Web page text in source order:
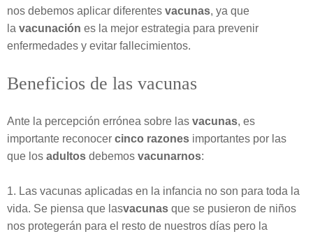
nos debemos aplicar diferentes vacunas, ya que
la vacunación es la mejor estrategia para prevenir
enfermedades y evitar fallecimientos.
Beneficios de las vacunas
Ante la percepción errónea sobre las vacunas, es
importante reconocer cinco razones importantes por las
que los adultos debemos vacunarnos:
1. Las vacunas aplicadas en la infancia no son para toda la
vida. Se piensa que lasvacunas que se pusieron de niños
nos protegerán para el resto de nuestros días pero la